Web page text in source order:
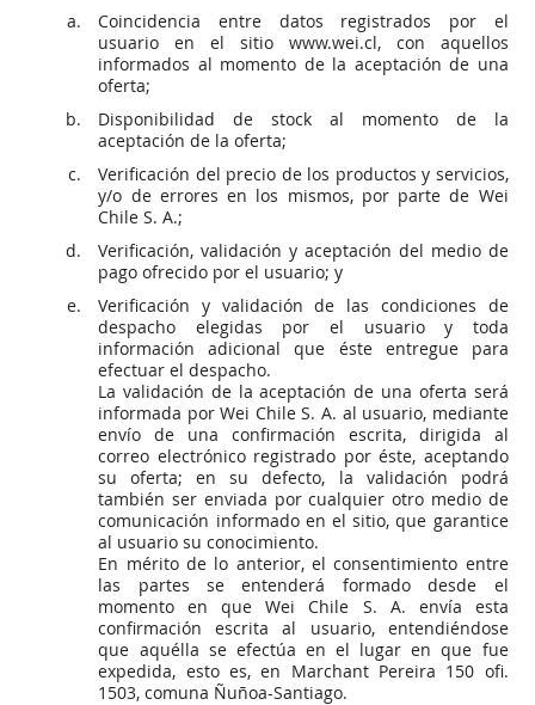
Coincidencia entre datos registrados por el
usuario en el sitio www.wei.cl, con aquellos
informados al momento de la aceptación de una
oferta;
Disponibilidad de stock al momento de la
aceptación de la oferta;
Verificación del precio de los productos y servicios,
y/o de errores en los mismos, por parte de Wei
Chile S. A.;
Verificación, validación y aceptación del medio de
pago ofrecido por el usuario; y
Verificación y validación de las condiciones de
despacho elegidas por el usuario y toda
información adicional que éste entregue para
efectuar el despacho.
La validación de la aceptación de una oferta será
informada por Wei Chile S. A. al usuario, mediante
envío de una confirmación escrita, dirigida al
correo electrónico registrado por éste, aceptando
su oferta; en su defecto, la validación podrá
también ser enviada por cualquier otro medio de
comunicación informado en el sitio, que garantice
al usuario su conocimiento.
En mérito de lo anterior, el consentimiento entre
las partes se entenderá formado desde el
momento en que Wei Chile S. A. envía esta
confirmación escrita al usuario, entendiéndose
que aquélla se efectúa en el lugar en que fue
expedida, esto es, en Marchant Pereira 150 ofi.
1503, comuna Ñuñoa-Santiago.